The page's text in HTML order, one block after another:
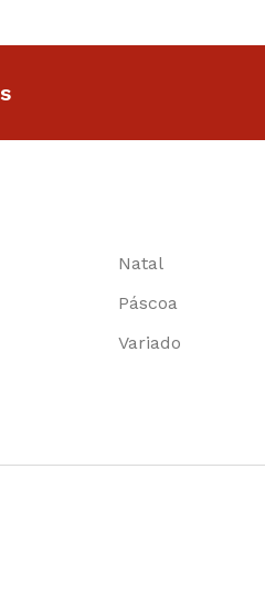
Natal
Páscoa
Variado